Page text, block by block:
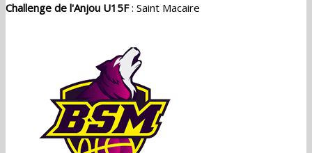
Challenge de l'Anjou U15F: Saint Macaire